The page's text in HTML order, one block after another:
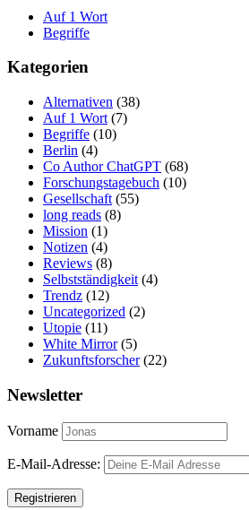
Auf 1 Wort
Begriffe
Kategorien
Alternativen (38)
Auf 1 Wort (7)
Begriffe (10)
Berlin (4)
Co Author ChatGPT (68)
Forschungstagebuch (10)
Gesellschaft (55)
long reads (8)
Mission (1)
Notizen (4)
Reviews (8)
Selbstständigkeit (4)
Trendz (12)
Uncategorized (2)
Utopie (11)
White Mirror(5)
Zukunftsforscher(22)
Newsletter
Vorname
E-Mail-Adresse: